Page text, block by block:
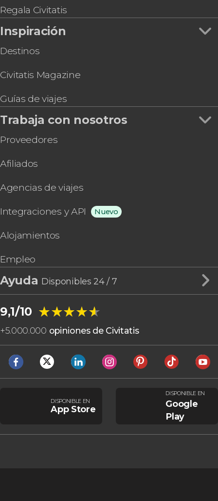
Regala Civitatis
Inspiración
Destinos
Civitatis Magazine
Guías de viajes
Trabaja con nosotros
Proveedores
Afiliados
Agencias de viajes
Integraciones y API Nuevo
Alojamientos
Empleo
Ayuda Disponibles 24 / 7
9,1/10 ★★★★★
★★★★★
+5.000.000 opiniones de Civitatis
DISPONIBLE EN
App Store
DISPONIBLE EN
Google
Play